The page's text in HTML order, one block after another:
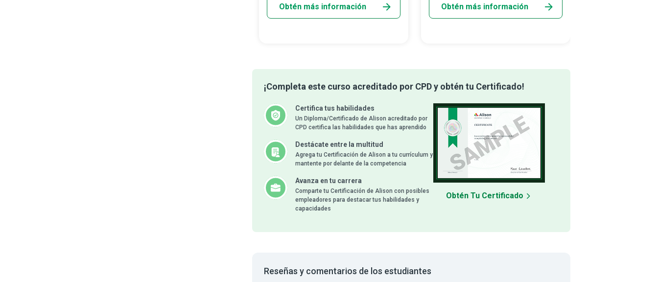
Obtén más información Obtén más información
¡Completa este curso acreditado por CPD y obtén tu Certificado!
Certifica tus habilidades
Un Diploma/Certificado de Alison acreditado por
CPD certifica las habilidades que has aprendido
Destácate entre la multitud
Agrega tu Certificación de Alison a tu currículum y
mantente por delante de la competencia
Avanza en tu carrera
Comparte tu Certificación de Alison con posibles
empleadores para destacar tus habilidades y
capacidades
Obtén Tu Certificado
Reseñas y comentarios de los estudiantes